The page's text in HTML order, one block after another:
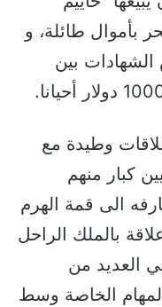
بأموال طائلة، و
بين
وطيدة مع
كبار منهم
الى قمة الهرم
بالملك الراحل
العديد من
الخاصة وسط